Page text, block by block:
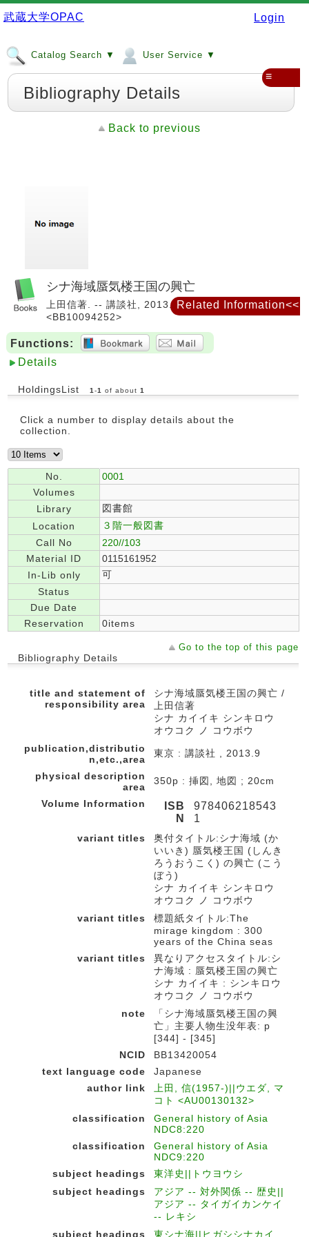
武蔵大学OPAC Login
Catalog Search ▼ User Service ▼
≡
Bibliography Details
Back to previous
シナ海域蜃気楼王国の興亡
上田信著. -- 講談社, 2013.
<BB10094252>
Functions:
Details
HoldingsList 1 -1 of about 1
Click a number to display details about the
collection.
No.
0001
Volumes
Library
図書館
Location
３階一般図書
Call No
220//103
Material ID
0115161952
In-Lib only
可
Status
Due Date
Reservation
0items
Go to the top of this page
Bibliography Details
title and statement of
responsibility area
シナ海域蜃気楼王国の興亡 /
上田信著
シナ カイイキ シンキロウ
オウコク ノ コウボウ
publication,distributio
n,etc.,area
東京 : 講談社 , 2013.9
physical description
area
350p : 挿図, 地図 ; 20cm
Volume Information
ISB
N
978406218543
1
variant titles
奥付タイトル:シナ海域 (か
いいき) 蜃気楼王国 (しんき
ろうおうこく) の興亡 (こう
ぼう)
シナ カイイキ シンキロウ
オウコク ノ コウボウ
variant titles
標題紙タイトル:The
mirage kingdom : 300
years of the China seas
variant titles
異なりアクセスタイトル:シ
ナ海域 : 蜃気楼王国の興亡
シナ カイイキ : シンキロウ
オウコク ノ コウボウ
note
「シナ海域蜃気楼王国の興
亡」主要人物生没年表: p
[344] - [345]
NCID
BB13420054
text language code
Japanese
author link
上田, 信(1957-)||ウエダ, マ
コト <AU00130132>
classification
General history of Asia
NDC8:220
classification
General history of Asia
NDC9:220
subject headings
東洋史||トウヨウシ
subject headings
アジア -- 対外関係 -- 歴史||
アジア -- タイガイカンケイ
-- レキシ
subject headings
東シナ海||ヒガシシナカイ
Related Information<<